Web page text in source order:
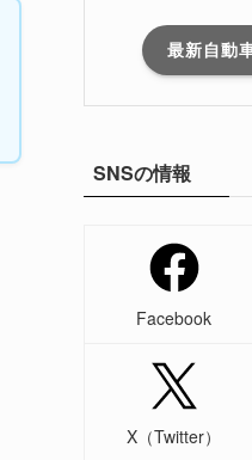
最新自動
SNSの情報
Facebook
X（Twitter）